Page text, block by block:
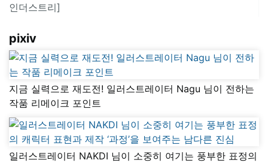
인더스트리]
pixiv
지금 실력으로 재도전! 일러스트레이터 Nagu 님이 전하는
작품 리메이크 포인트
일러스트레이터 NAKDI 님이 소중히 여기는 풍부한 표정의